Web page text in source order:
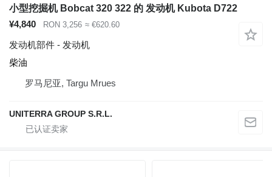
小型挖掘机 Bobcat 320 322 的 发动机 Kubota D722
¥4,840
RON 3,256 ≈ €620.60
发动机部件 - 发动机
柴油
罗马尼亚, Targu Mrues
UNITERRA GROUP S.R.L.